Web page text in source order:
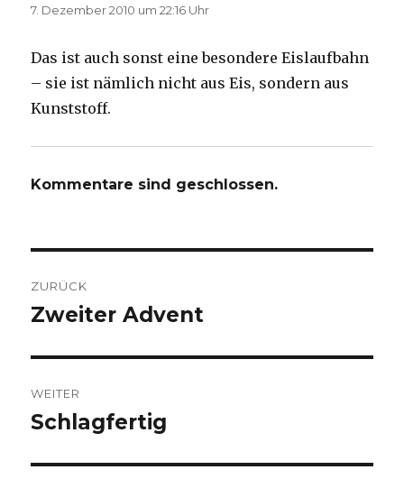
7. Dezember 2010 um 22:16 Uhr
Das ist auch sonst eine besondere Eislaufbahn
– sie ist nämlich nicht aus Eis, sondern aus
Kunststoff.
Kommentare sind geschlossen.
ZURÜCK
Vorheriger
Zweiter Advent
WEITER
Nächster
Schlagfertig